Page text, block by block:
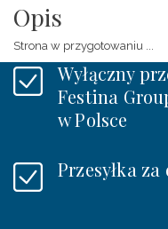
Opis
Strona w przygotowaniu ...
Wyłączny
Festina
w Polsce
Przesyłka